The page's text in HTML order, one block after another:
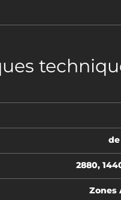
de
2880,
Zones